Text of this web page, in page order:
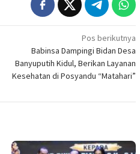
Pos berikutnya
Babinsa Dampingi Bidan Desa
Banyuputih Kidul, Berikan Layanan
Kesehatan di Posyandu “Matahari”